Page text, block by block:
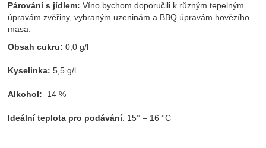
Párování s jídlem: Víno bychom doporučili k různým tepelným
úpravám zvěřiny, vybraným uzeninám a BBQ úpravám hovězího
masa.
Obsah cukru: 0,0 g/l
Kyselinka: 5,5 g/l
Alkohol: 14 %
Ideální teplota pro podávání: 15° – 16 °C